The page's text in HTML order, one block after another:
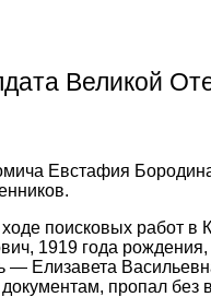
Великой
Евстафия
поисковых работ в
1919 года
— Елизавета
пропал без